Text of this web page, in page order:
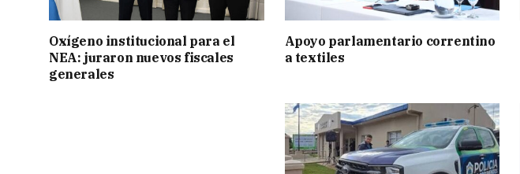
Oxígeno institucional para el
NEA: juraron nuevos fiscales
generales
Apoyo parlamentario correntino
a textiles